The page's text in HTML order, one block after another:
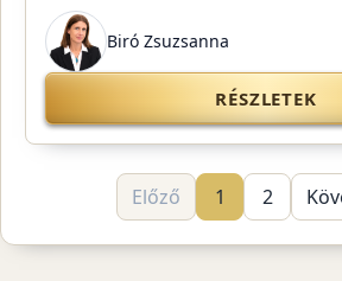
Biró Zsuzsanna
RÉSZLETEK
Előző 1 2